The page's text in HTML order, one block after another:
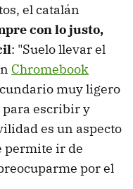
el catalán
con lo justo,
: "Suelo llevar el
Chromebook
muy ligero
para escribir y
es un aspecto
permite ir de
por el